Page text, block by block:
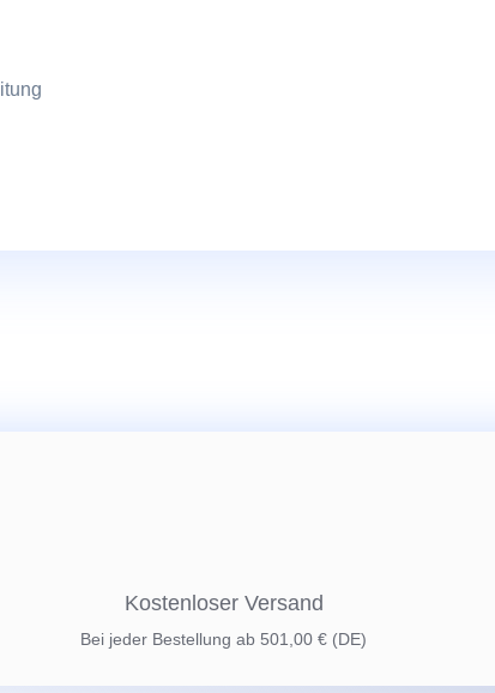
Kostenloser Versand
Bei jeder Bestellung ab 501,00 € (DE)